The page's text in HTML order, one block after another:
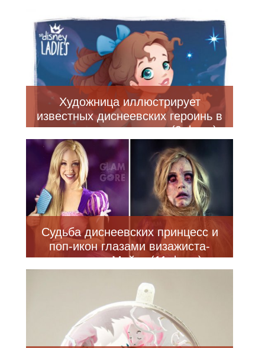
Художница иллюстрирует
известных диснеевских героинь в
очаровательном стиле (9 фото)
Судьба диснеевских принцесс и
поп-икон глазами визажиста-
самоучки Майки (11 фото)